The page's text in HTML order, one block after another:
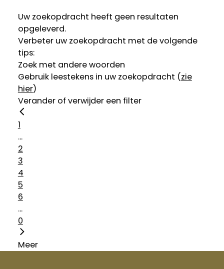
Uw zoekopdracht heeft geen resultaten
opgeleverd.
Verbeter uw zoekopdracht met de volgende
tips:
Zoek met andere woorden
Gebruik leestekens in uw zoekopdracht (zie
hier)
Verander of verwijder een filter
1
...
2
3
4
5
6
...
0
Meer